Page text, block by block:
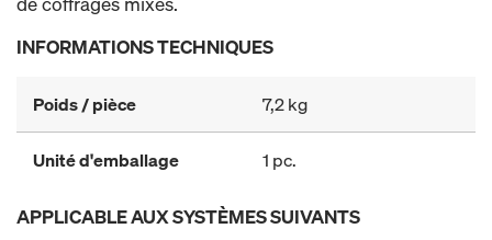
INFORMATIONS TECHNIQUES
Poids / pièce 7,2 kg
Unité d'emballage 1 pc.
APPLICABLE AUX SYSTÈMES SUIVANTS